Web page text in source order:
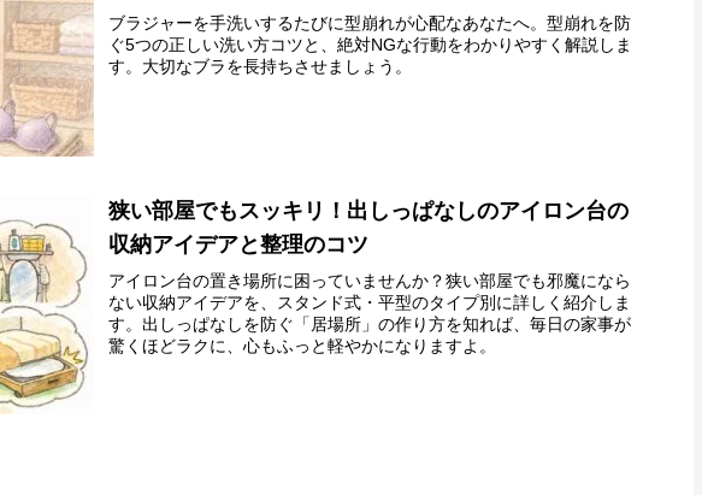
ブラジャーを手洗いするたびに型崩れが心配なあなたへ。型崩れを防
ぐ5つの正しい洗い方コツと、絶対NGな行動をわかりやすく解説しま
す。大切なブラを長持ちさせましょう。
狭い部屋でもスッキリ！出しっぱなしのアイロン台の
収納アイデアと整理のコツ
アイロン台の置き場所に困っていませんか？狭い部屋でも邪魔になら
ない収納アイデアを、スタンド式・平型のタイプ別に詳しく紹介しま
す。出しっぱなしを防ぐ「居場所」の作り方を知れば、毎日の家事が
驚くほどラクに、心もふっと軽やかになりますよ。